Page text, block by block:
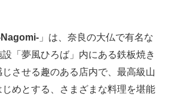
」は、奈良の大仏で有名な
「夢風ひろば」内にある鉄板焼き
させる趣のある店内で、最高級山
めとする、さまざまな料理を堪能